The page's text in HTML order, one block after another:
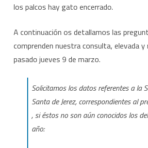
los palcos hay gato encerrado.
A continuación os detallamos las
comprenden nuestra consulta, elevada y
pasado jueves 9 de marzo.
Solicitamos los datos referentes a la
Santa de Jerez, correspondientes al
, si éstos no son aún conocidos los
año: